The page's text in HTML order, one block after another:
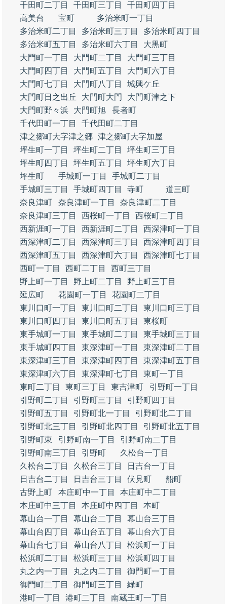
千田町二丁目
千田町三丁目
千田町四丁目
高美台
宝町
多治米町一丁目
多治米町二丁目
多治米町三丁目
多治米町四丁目
多治米町五丁目
多治米町六丁目
大黒町
大門町一丁目
大門町二丁目
大門町三丁目
大門町四丁目
大門町五丁目
大門町六丁目
大門町七丁目
大門町八丁目
城興ケ丘
大門町日之出丘
大門町大門
大門町津之下
大門町野々浜
大門町旭
長者町
千代田町一丁目
千代田町二丁目
津之郷町大字津之郷 津之郷町大字加屋
坪生町一丁目
坪生町二丁目
坪生町三丁目
坪生町四丁目
坪生町五丁目
坪生町六丁目
坪生町
手城町一丁目
手城町二丁目
手城町三丁目
手城町四丁目 寺町
道三町
奈良津町
奈良津町一丁目
奈良津町二丁目
奈良津町三丁目
西桜町一丁目
西桜町二丁目
西新涯町一丁目
西新涯町二丁目
西深津町一丁目
西深津町二丁目
西深津町三丁目
西深津町四丁目
西深津町五丁目
西深津町六丁目
西深津町七丁目
西町一丁目
西町二丁目
西町三丁目
野上町一丁目
野上町二丁目
野上町三丁目
延広町
花園町一丁目
花園町二丁目
東川口町一丁目
東川口町二丁目
東川口町三丁目
東川口町四丁目
東川口町五丁目
東桜町
東手城町一丁目
東手城町二丁目
東手城町三丁目
東手城町四丁目
東深津町一丁目
東深津町二丁目
東深津町三丁目
東深津町四丁目
東深津町五丁目
東深津町六丁目
東深津町七丁目
東町一丁目
東町二丁目
東町三丁目 東吉津町
引野町一丁目
引野町二丁目
引野町三丁目
引野町四丁目
引野町五丁目
引野町北一丁目
引野町北二丁目
引野町北三丁目
引野町北四丁目
引野町北五丁目
引野町東
引野町南一丁目
引野町南二丁目
引野町南三丁目
引野町
久松台一丁目
久松台二丁目
久松台三丁目
日吉台一丁目
日吉台二丁目
日吉台三丁目 伏見町
船町
古野上町
本庄町中一丁目
本庄町中二丁目
本庄町中三丁目
本庄町中四丁目
本町
幕山台一丁目
幕山台二丁目
幕山台三丁目
幕山台四丁目
幕山台五丁目
幕山台六丁目
幕山台七丁目
幕山台八丁目
松浜町一丁目
松浜町二丁目
松浜町三丁目
松浜町四丁目
丸之内一丁目
丸之内二丁目
御門町一丁目
御門町二丁目
御門町三丁目
緑町
港町一丁目
港町二丁目 南蔵王町一丁目